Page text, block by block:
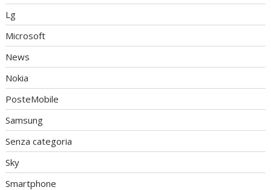
Lg
Microsoft
News
Nokia
PosteMobile
Samsung
Senza categoria
Sky
Smartphone